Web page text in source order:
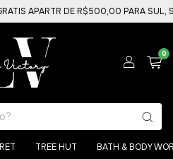
DE R$500,00 PARA SUL, SUDESTE E
0
TREE HUT BATH & BODY